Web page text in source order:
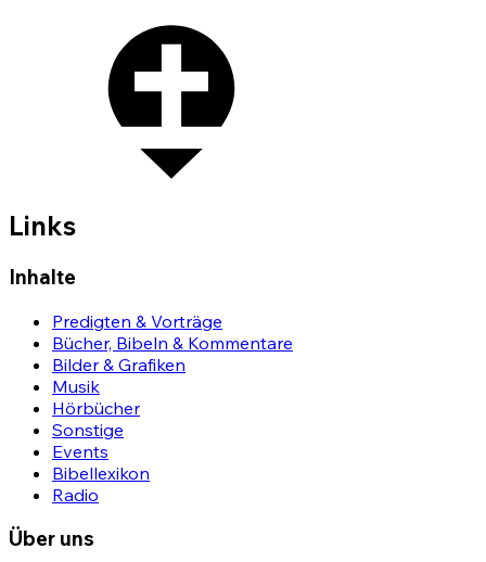
Links
Inhalte
Predigten & Vorträge
Bücher, Bibeln & Kommentare
Bilder & Grafiken
Musik
Hörbücher
Sonstige
Events
Bibellexikon
Radio
Über uns